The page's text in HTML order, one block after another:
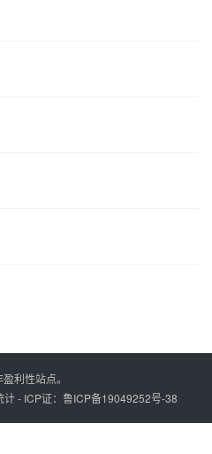
利性站点。
计- ICP证： 鲁ICP备19049252号-38